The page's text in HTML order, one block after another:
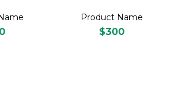
Product Name
$300